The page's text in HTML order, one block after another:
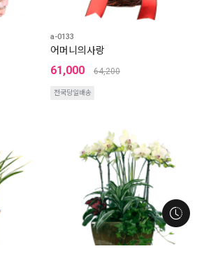
a-0133
어머니의사랑
61,000 64,200
전국당일배송